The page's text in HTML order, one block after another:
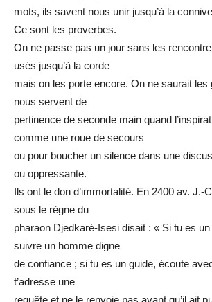
mots, ils savent nous unir jusqu’à la
Ce sont les proverbes.
On ne passe pas un jour sans les
usés jusqu’à la corde
mais on les porte encore. On ne saurait les
nous servent de
pertinence de seconde main quand
comme une roue de secours
ou pour boucher un silence dans une
ou oppressante.
Ils ont le don d’immortalité. En 2400 av. J.-
sous le règne du
pharaon Djedkaré-Isesi disait : « Si tu es
suivre un homme digne
de confiance ; si tu es un guide, écoute
t’adresse une